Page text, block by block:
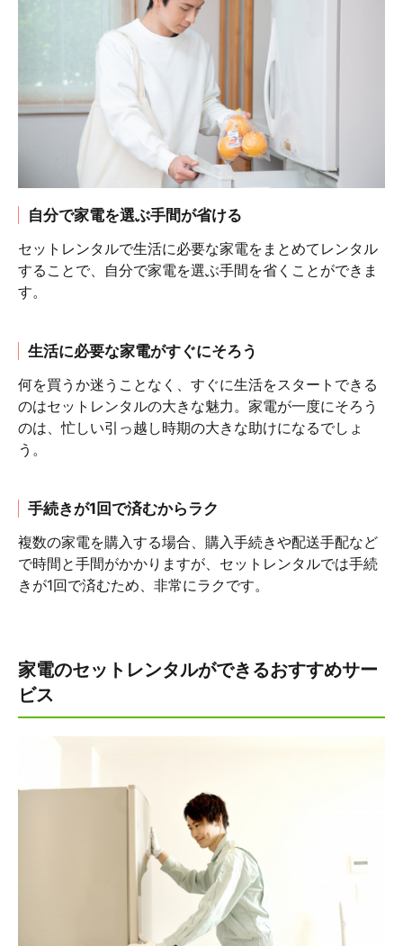
自分で家電を選ぶ手間が省ける
セットレンタルで生活に必要な家電をまとめてレンタル
することで、自分で家電を選ぶ手間を省くことができま
す。
生活に必要な家電がすぐにそろう
何を買うか迷うことなく、すぐに生活をスタートできる
のはセットレンタルの大きな魅力。家電が一度にそろう
のは、忙しい引っ越し時期の大きな助けになるでしょ
う。
手続きが1回で済むからラク
複数の家電を購入する場合、購入手続きや配送手配など
で時間と手間がかかりますが、セットレンタルでは手続
きが1回で済むため、非常にラクです。
家電のセットレンタルができるおすすめサー
ビス